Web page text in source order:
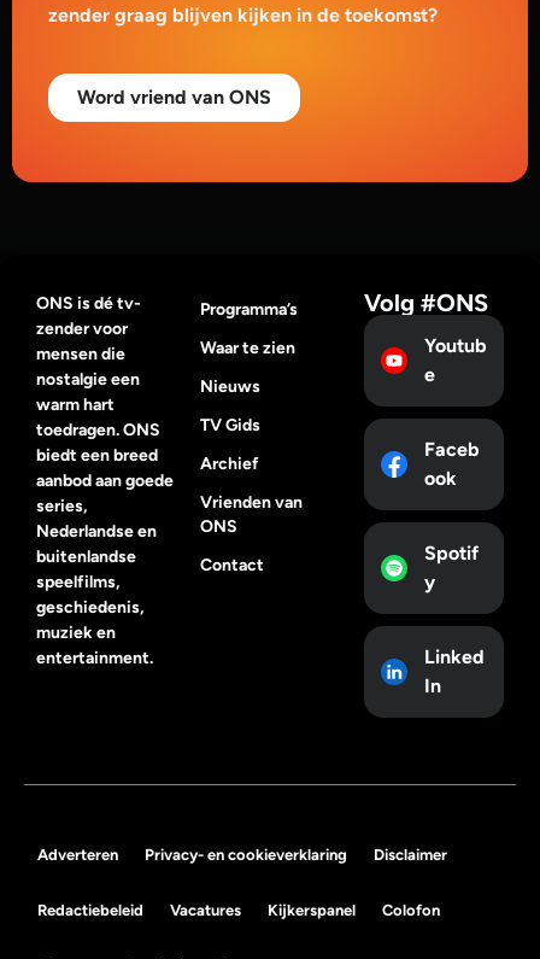
zender graag blijven kijken in de toekomst?
Word vriend van ONS
ONS is dé tv-
zender voor
mensen die
nostalgie een
warm hart
toedragen. ONS
biedt een breed
aanbod aan goede
series,
Nederlandse en
buitenlandse
speelfilms,
geschiedenis,
muziek en
entertainment.
Programma’s
Waar te zien
Nieuws
TV Gids
Archief
Vrienden van
ONS
Contact
Volg #ONS
Youtub
e
Faceb
ook
Spotif
y
Linked
In
Adverteren Privacy- en cookieverklaring Disclaimer
Redactiebeleid Vacatures Kijkerspanel Colofon